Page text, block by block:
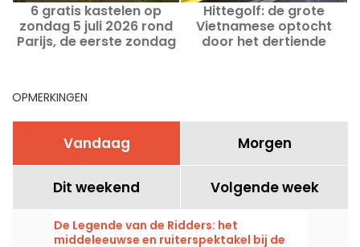
6 gratis kastelen op
zondag 5 juli 2026 rond
Parijs, de eerste zondag
Hittegolf: de grote
Vietnamese optocht
door het dertiende
OPMERKINGEN
Vandaag Morgen
Dit weekend Volgende week
De Legende van de Ridders: het
middeleeuwse en ruiterspektakel bij de